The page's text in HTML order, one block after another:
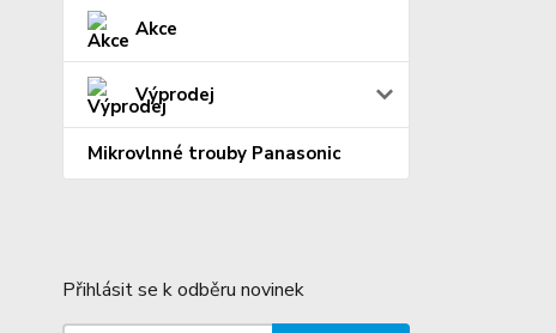
Akce
Výprodej
Mikrovlnné trouby Panasonic
Přihlásit se k odběru novinek